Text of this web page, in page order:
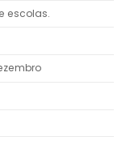
escolas.